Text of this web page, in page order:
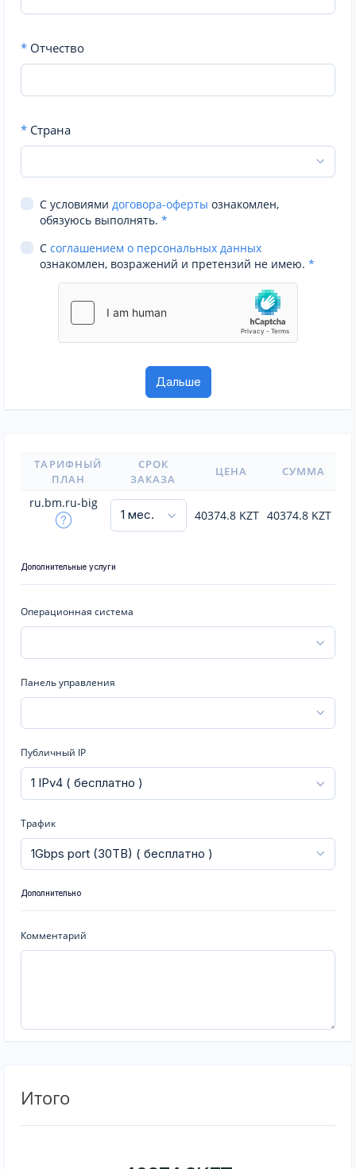
* Отчество
* Страна
С условиями договора-оферты ознакомлен,
обязуюсь выполнять. *
С соглашением о персональных данных
ознакомлен, возражений и претензий не имею. *
ТАРИФНЫЙ
ПЛАН
СРОК
ЗАКАЗА
ЦЕНА СУММА
ru.bm.ru-big
40374.8 KZT 40374.8 KZT
Дополнительные услуги
Операционная система
Панель управления
Публичный IP
Трафик
Дополнительно
Комментарий
Итого